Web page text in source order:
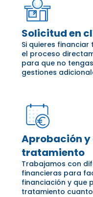
Solicitud en
Si quieres
el proceso
para que no
gestiones
Aprobación y
tratamiento
Trabajamos con
financieras para
financiación y que
tratamiento